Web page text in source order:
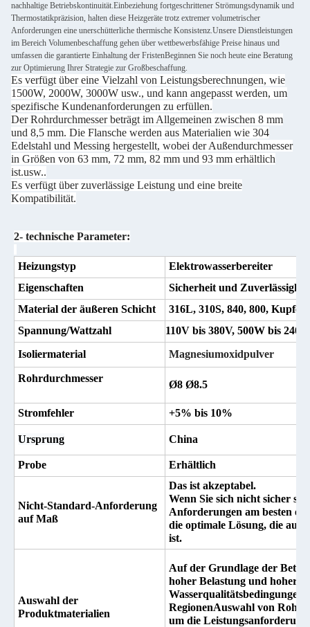
nachhaltige Betriebskontinuität.Einbeziehung fortgeschrittener Strömungsdynamik und
Thermostatikpräzision, halten diese Heizgeräte trotz extremer volumetrischer
Anforderungen eine unerschütterliche thermische Konsistenz.Unsere Dienstleistungen
im Bereich Volumenbeschaffung gehen über wettbewerbsfähige Preise hinaus und
umfassen die garantierte Einhaltung der FristenBeginnen Sie noch heute eine Beratung
zur Optimierung Ihrer Strategie zur Großbeschaffung.
Es verfügt über eine Vielzahl von Leistungsberechnungen, wie
1500W, 2000W, 3000W usw., und kann angepasst werden, um
spezifische Kundenanforderungen zu erfüllen.
Der Rohrdurchmesser beträgt im Allgemeinen zwischen 8 mm
und 8,5 mm. Die Flansche werden aus Materialien wie 304
Edelstahl und Messing hergestellt, wobei der Außendurchmesser
in Größen von 63 mm, 72 mm, 82 mm und 93 mm erhältlich
ist.usw..
Es verfügt über zuverlässige Leistung und eine breite
Kompatibilität.
2- technische Parameter:
Heizungstyp
Elektrowasserbereiter
Eigenschaften
Sicherheit und
Material der äußeren Schicht
316L, 310S, 840, 800, Kupfer
Spannung/Wattzahl
110V bis 380V, 500W bis
Isoliermaterial
Magnesiumoxidpulver
Rohrdurchmesser
Ø8 Ø8.5
Stromfehler +5% bis 10%
Ursprung China
Probe Erhältlich
Nicht-Standard-Anforderung
auf Maß
Das ist akzeptabel.
Wenn Sie sich nicht sicher
Anforderungen am besten
die optimale Lösung, die auf
ist.
Auswahl der
Produktmaterialien
Auf der Grundlage der
hoher Belastung und hoher
Wasserqualitätsbedingungen
RegionenAuswahl von
um die